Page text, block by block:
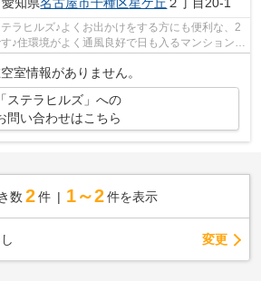
ラヒルズ♪よくお出かけをする方にも便利な、2
♪住環境がよく通風良好で日も入るマンションを
室情報がありません。
「ステラヒルズ」への
問い合わせはこちら
数 2 件 1～2 件を表示
変更